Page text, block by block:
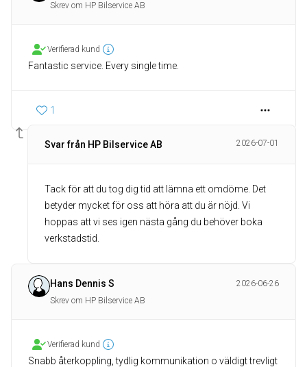
Skrev om HP Bilservice AB
Verifierad kund
Fantastic service. Every single time.
1
Svar från HP Bilservice AB 2026-07-01
Tack för att du tog dig tid att lämna ett omdöme. Det
betyder mycket för oss att höra att du är nöjd. Vi
hoppas att vi ses igen nästa gång du behöver boka
verkstadstid.
Hans Dennis S
2026-06-26
Skrev om HP Bilservice AB
Verifierad kund
Snabb återkoppling, tydlig kommunikation o väldigt trevligt